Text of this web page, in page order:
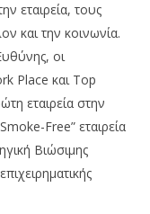
εταιρεία, τους
και την κοινωνία.
οι
Place και Top
εταιρεία στην
Free” εταιρεία
Βιώσιμης